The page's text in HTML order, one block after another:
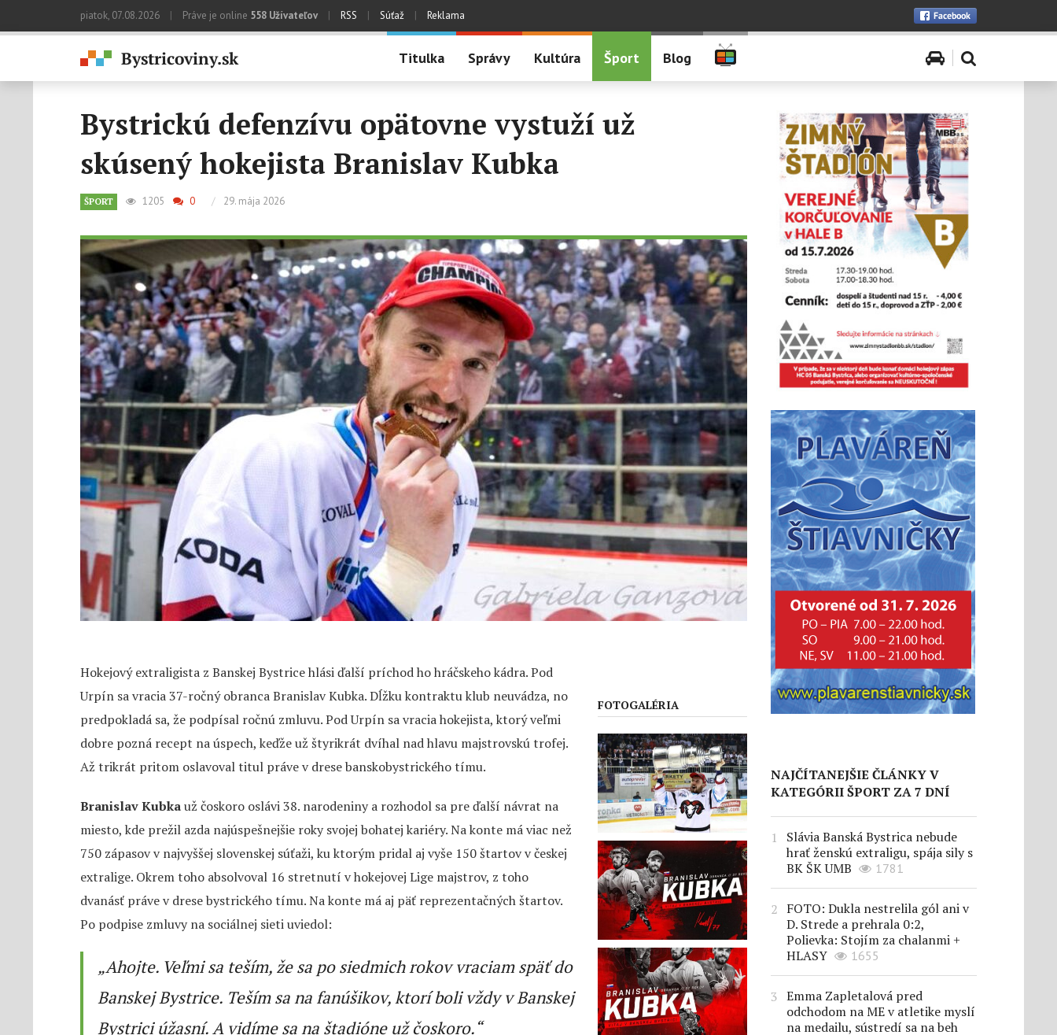
piatok, 07.08.2026 | Práve je online 558 Užívateľov | RSS | Súťaž | Reklama
Titulka Správy Kultúra Šport Blog
Bystrickú defenzívu opätovne vystuží už
skúsený hokejista Branislav Kubka
ŠPORT 1205 0 / 29. mája 2026
Hokejový extraligista z Banskej Bystrice hlási ďalší príchod ho hráčskeho kádra. Pod
Urpín sa vracia 37-ročný obranca Branislav Kubka. Dĺžku kontraktu klub neuvádza, no
predpokladá sa, že podpísal ročnú zmluvu. Pod Urpín sa vracia hokejista, ktorý veľmi
dobre pozná recept na úspech, keďže už štyrikrát dvíhal nad hlavu majstrovskú trofej.
Až trikrát pritom oslavoval titul práve v drese banskobystrického tímu.
Branislav Kubkauž čoskoro oslávi 38. narodeniny a rozhodol sa pre ďalší návrat na
miesto, kde prežil azda najúspešnejšie roky svojej bohatej kariéry. Na konte má viac než
750 zápasov v najvyššej slovenskej súťaži, ku ktorým pridal aj vyše 150 štartov v českej
extralige. Okrem toho absolvoval 16 stretnutí v hokejovej Lige majstrov, z toho
dvanásť práve v drese bystrického tímu. Na konte má aj päť reprezentačných štartov.
Po podpise zmluvy na sociálnej sieti uviedol:
„Ahojte. Veľmi sa teším, že sa po siedmich rokov vraciam späť do
Banskej Bystrice. Teším sa na fanúšikov, ktorí boli vždy v Banskej
Bystrici úžasní. A vidíme sa na štadióne už čoskoro.“
FOTOGALÉRIA
NAJČÍTANEJŠIE ČLÁNKY V
KATEGÓRII ŠPORT ZA 7 DNÍ
Slávia Banská Bystrica nebude
hrať ženskú extraligu, spája sily s
BK ŠK UMB
1781
FOTO: Dukla nestrelila gól ani v
D. Strede a prehrala 0:2,
Polievka: Stojím za chalanmi +
HLASY
1655
Emma Zapletalová pred
odchodom na ME v atletike myslí
na medailu, sústredí sa na beh